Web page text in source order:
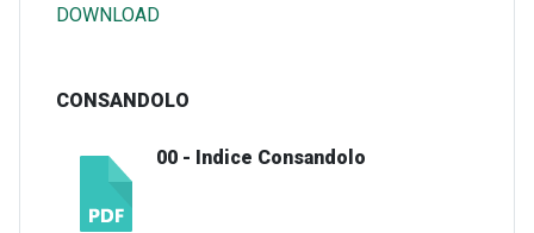
DOWNLOAD
CONSANDOLO
00 - Indice Consandolo